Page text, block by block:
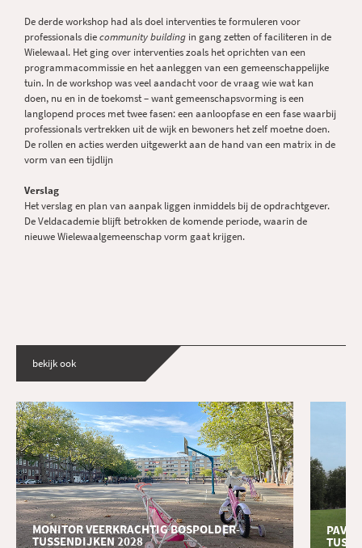
De derde workshop had als doel interventies te formuleren voor
professionals diecommunity building in gang zetten of faciliteren in de
Wielewaal. Het ging over interventies zoals het oprichten van een
programmacommissie en het aanleggen van een gemeenschappelijke
tuin. In de workshop was veel aandacht voor de vraag wie wat kan
doen, nu en in de toekomst – want gemeenschapsvorming is een
langlopend proces met twee fasen: een aanloopfase en een fase waarbij
professionals vertrekken uit de wijk en bewoners het zelf moetne doen.
De rollen en acties werden uitgewerkt aan de hand van een matrix in de
vorm van een tijdlijn
Verslag
Het verslag en plan van aanpak liggen inmiddels bij de opdrachtgever.
De Veldacademie blijft betrokken de komende periode, waarin de
nieuwe Wielewaalgemeenschap vorm gaat krijgen.
bekijk ook
MONITOR VEERKRACHTIG BOSPOLDER-
TUSSENDIJKEN 2028